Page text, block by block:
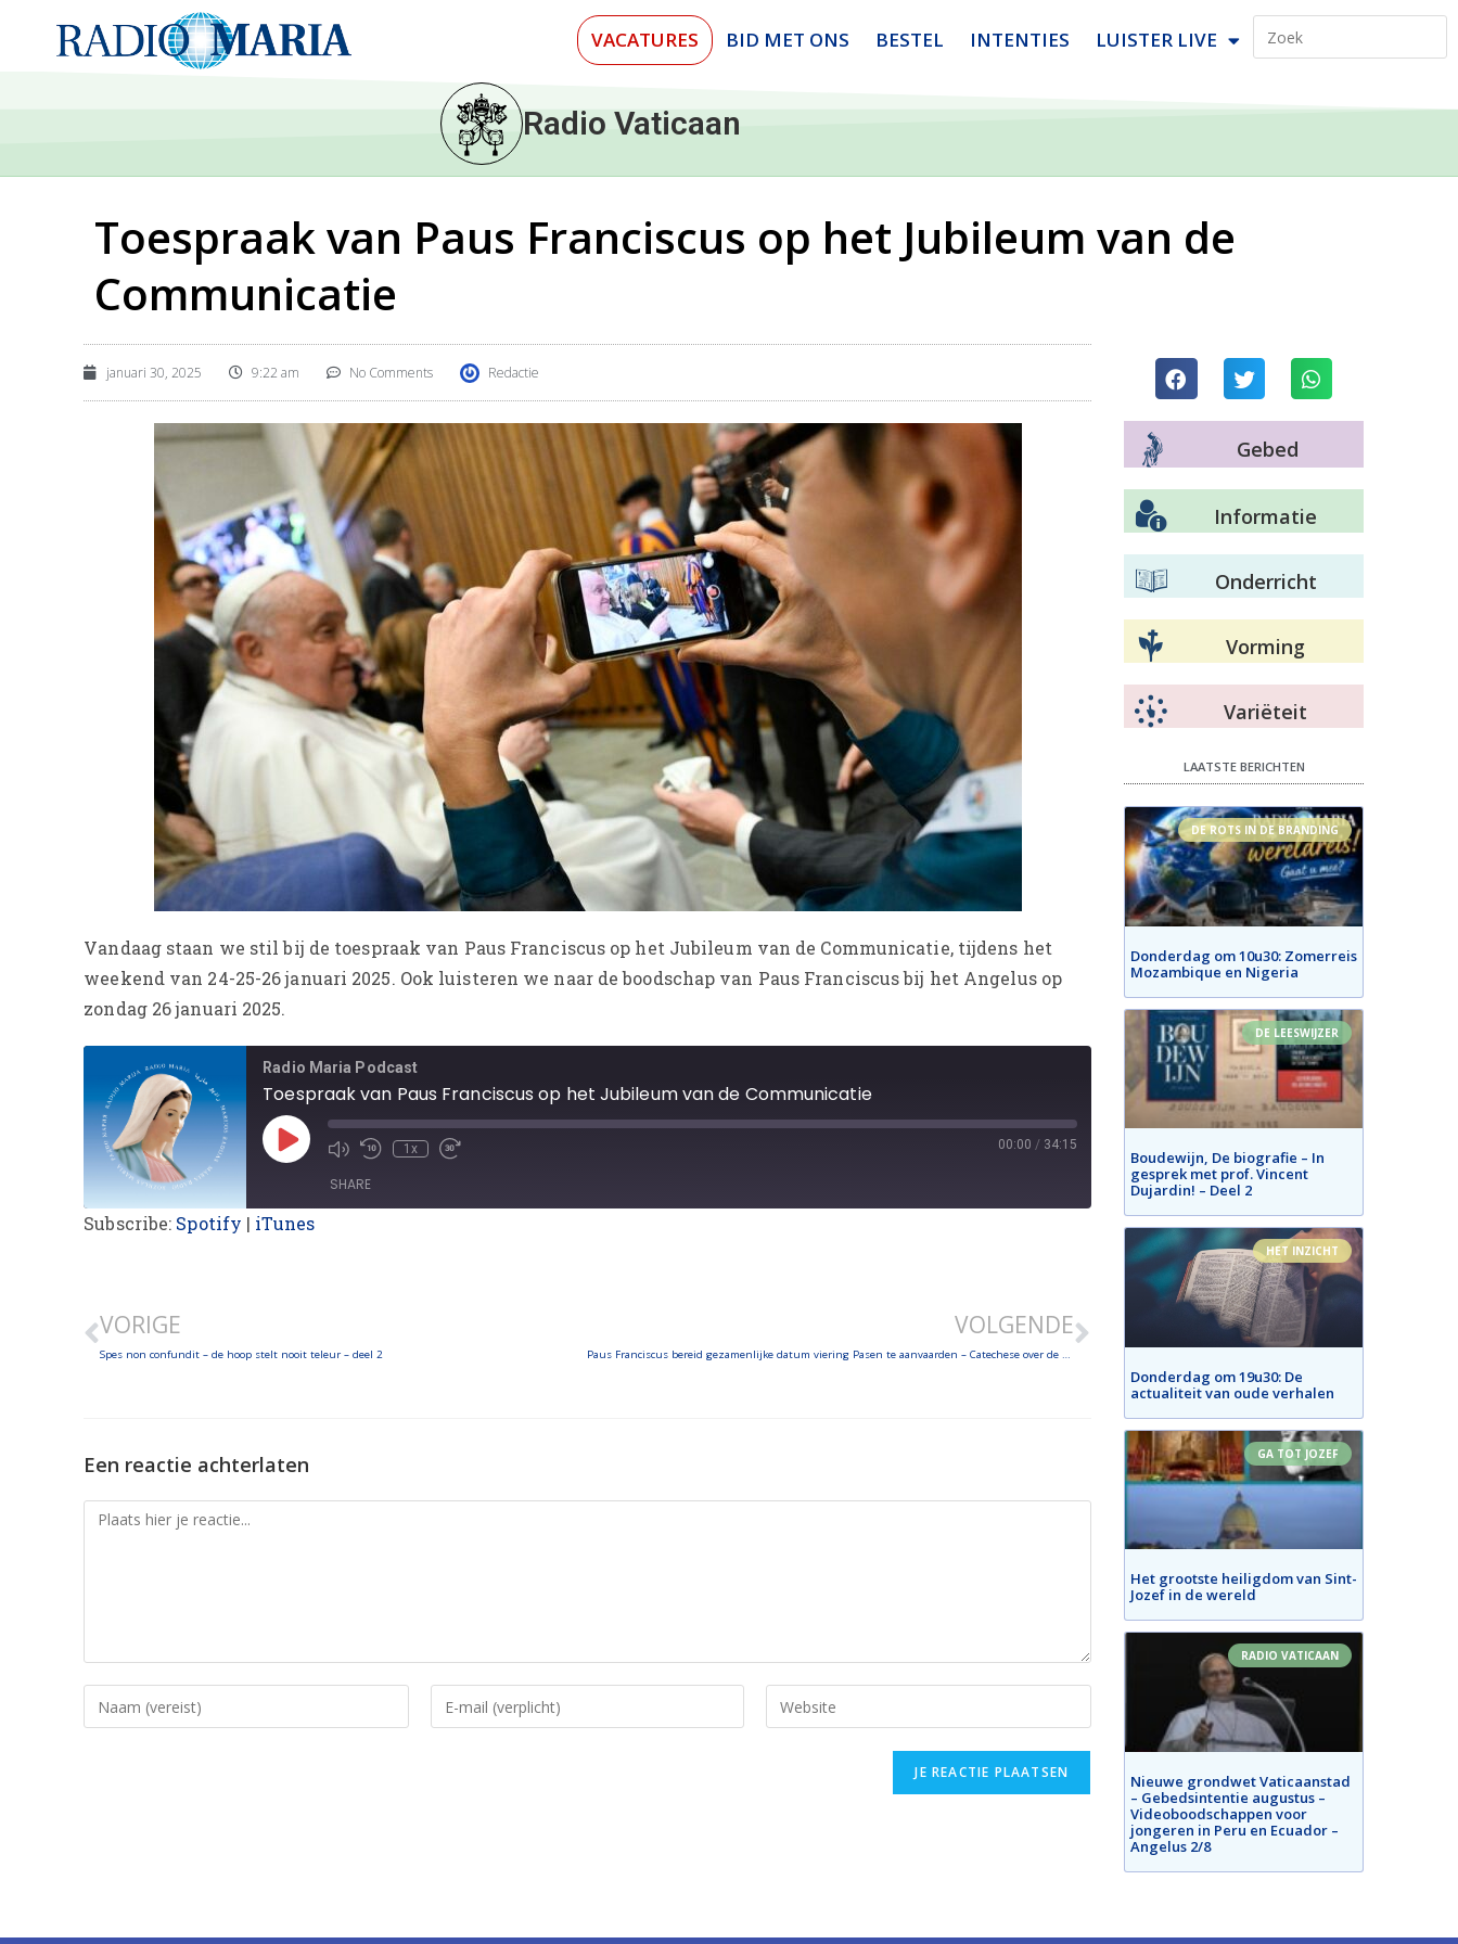
VACATURES BID MET ONS BESTEL INTENTIES LUISTER LIVE
Radio Vaticaan
Toespraak van Paus Franciscus op het Jubileum van de
Communicatie
januari 30, 2025 9:22 am No Comments Redactie
Vandaag staan we stil bij de toespraak van Paus Franciscus op het Jubileum van de Communicatie, tijdens het
weekend van 24-25-26 januari 2025. Ook luisteren we naar de boodschap van Paus Franciscus bij het Angelus op
zondag 26 januari 2025.
Radio Maria Podcast
Toespraak van Paus Franciscus op het Jubileum van de Communicatie
1x 00:00 / 34:15
SHARE
Subscribe: Spotify | iTunes
VORIGE
Spes non confundit – de hoop stelt nooit teleur – deel 2
VOLGENDE
Paus Franciscus bereid gezamenlijke datum viering Pasen te aanvaarden – Catechese over de kinderjaren van Jezus – Aandacht voor Dom Prosper Guéranger
Een reactie achterlaten
Gebed
Informatie
Onderricht
Vorming
Variëteit
LAATSTE BERICHTEN
DE ROTS IN DE BRANDING
Donderdag om 10u30: Zomerreis
Mozambique en Nigeria
DE LEESWIJZER
Boudewijn, De biografie – In
gesprek met prof. Vincent
Dujardin! – Deel 2
HET INZICHT
Donderdag om 19u30: De
actualiteit van oude verhalen
GA TOT JOZEF
Het grootste heiligdom van Sint-
Jozef in de wereld
RADIO VATICAAN
Nieuwe grondwet Vaticaanstad
– Gebedsintentie augustus –
Videoboodschappen voor
jongeren in Peru en Ecuador –
Angelus 2/8